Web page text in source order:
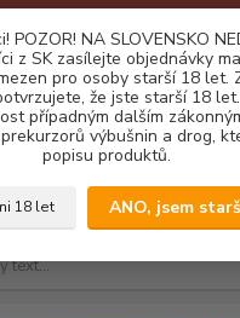
obchodních podmínek. Firemní
objednávky mailovou
POZOR! NA SLOVENSKO
z SK zasílejte objednávky
pro osoby starší 18 let.
že jste starší 18
případným dalším
výbušnin a drog,
popisu produktů.
18 let ANO, jsem
CZK